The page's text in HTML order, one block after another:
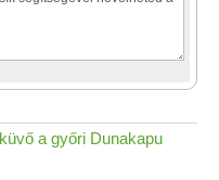
a győri Dunakapu